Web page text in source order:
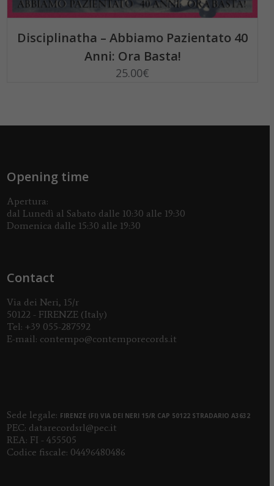
Disciplinatha – Abbiamo Pazientato 40
Anni: Ora Basta!
25.00€
Opening time
Apertura:
dal Lunedì al Sabato dalle 10:30 alle 19:30
Domenica dalle 15:30 alle 19:30
Contact
Via dei Neri, 15/r
50122 - FIRENZE (Italy)
Tel: +39 055-287592
E-mail: contempo@contemporecords.it
Sede legale: FIRENZE (FI) VIA DEI NERI 15/R CAP 50122 STRADARIO A3632
PEC: datarecordsrl@pec.it
REA: FI - 455505
Codice fiscale: 04496480486